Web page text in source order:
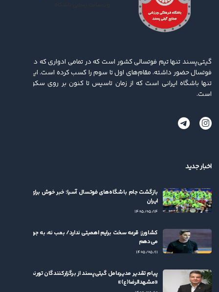
گیتی‌پسند تنها تیم فوتسالی کشور است که در تمامی ادواری که در لیگ برتر
فوتسال حضور داشته، مقام‌های اول تا سوم را کسب کرده ‌است. این باشگاه
تنها باشگاه ایرانی است که از زمان تاسیس تا کنون بر روی سکو ایستاده
است.
اخبار جدید
بازگشت جام باشگاه‌های فوتسال آسیا؛ خبر خوش برای فوتسال
ایران
۱۴۰۵/۰۵/۱۴
کشاورز: قرعه سخت برایم اهمیتی ندارد/ بمب نه، به جوان‌ها بها
می‌دهم
۱۴۰۵/۰۵/۱۱
پیام تقدیر مدیرعامل گیتی‌پسند از برگزارکنندگان تورنمنت
«مشهدالرضا(ع)»